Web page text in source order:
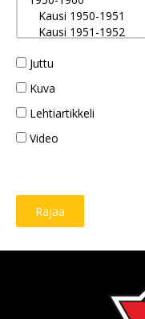
Juttu
Kuva
Lehtiartikkeli
Video